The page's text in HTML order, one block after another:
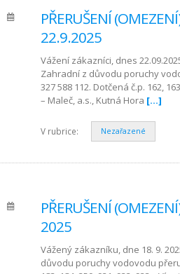
PŘERUŠENÍ
22.9.2025
Vážení zákazníci, dnes
Zahradní z důvodu poruchy
327 588 112. Dotčená č.p. 162,
– Maleč, a.s., Kutná Hora […]
V rubrice: Nezařazené
PŘERUŠENÍ
2025
Vážený zákazníku, dne 18. 9.
důvodu poruchy vodovodu